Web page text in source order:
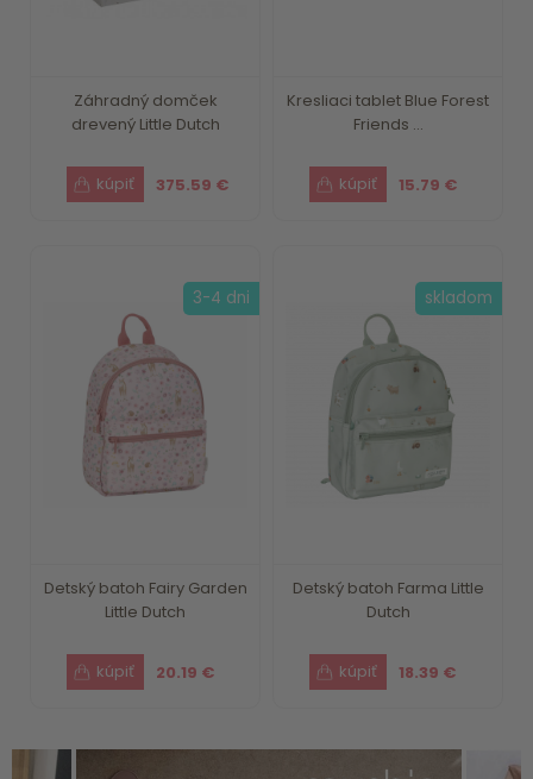
Záhradný domček
drevený Little Dutch
375.59 €
Kresliaci tablet Blue Forest
Friends ...
15.79 €
Detský batoh Fairy Garden
Little Dutch
20.19 €
3-4 dni
Detský batoh Farma Little
Dutch
18.39 €
skladom